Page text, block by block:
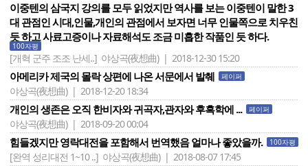
이중텐의 삼국지 강의를 모두 읽었지만 역사를 보는 이중텐이 말한 3
대 관점인 시대,인물,개인의 관점에서 보자면 너무 인물쪽으로 치우친
듯 하고 사료고증이나 자료해석도 조금 미흡한 작품인 듯 하다.
100자평
[개혁 군주 조조 난세..] 야상곡(夜想曲) | 2018-12-30 15:20
아메리카 제국의 몰락 상편에 나온 서문에서 발췌 페이퍼
야상곡(夜想曲) | 2018-12-20 18:34
개인의 생존은 오직 한비자와 귀곡자,관자와 후흑학에 ... 페이퍼
야상곡(夜想曲) | 2018-09-20 00:04
힘들겠지만 영락대전을 포함해서 번역했음 얼마나 좋았을까. 100자평
[완역 성리대전 1~10 ..] 야상곡(夜想曲) | 2018-08-07 17:45